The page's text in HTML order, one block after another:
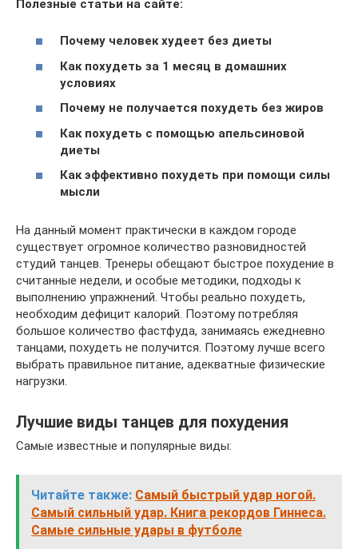
Полезные статьи на сайте:
Почему человек худеет без диеты
Как похудеть за 1 месяц в домашних
условиях
Почему не получается похудеть без жиров
Как похудеть с помощью апельсиновой
диеты
Как эффективно похудеть при помощи силы
мысли
На данный момент практически в каждом городе
существует огромное количество разновидностей
студий танцев. Тренеры обещают быстрое похудение в
считанные недели, и особые методики, подходы к
выполнению упражнений. Чтобы реально похудеть,
необходим дефицит калорий. Поэтому потребляя
большое количество фастфуда, занимаясь ежедневно
танцами, похудеть не получится. Поэтому лучше всего
выбрать правильное питание, адекватные физические
нагрузки.
Лучшие виды танцев для похудения
Самые известные и популярные виды:
Читайте также: Самый быстрый удар ногой.
Самый сильный удар. Книга рекордов Гиннеса.
Самые сильные удары в футболе